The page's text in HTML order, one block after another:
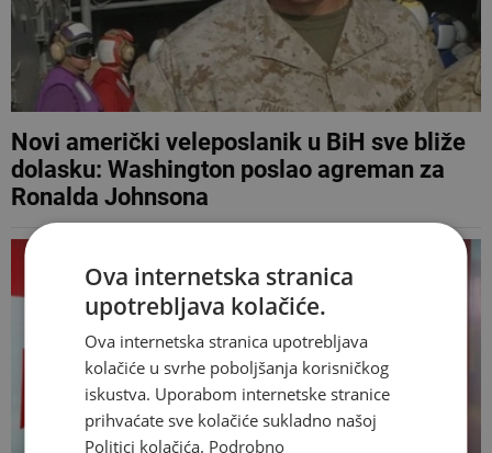
Novi američki veleposlanik u BiH sve bliže
dolasku: Washington poslao agreman za
Ronalda Johnsona
Ova internetska stranica
upotrebljava kolačiće.
Ova internetska stranica upotrebljava
kolačiće u svrhe poboljšanja korisničkog
iskustva. Uporabom internetske stranice
prihvaćate sve kolačiće sukladno našoj
Politici kolačića. Podrobno